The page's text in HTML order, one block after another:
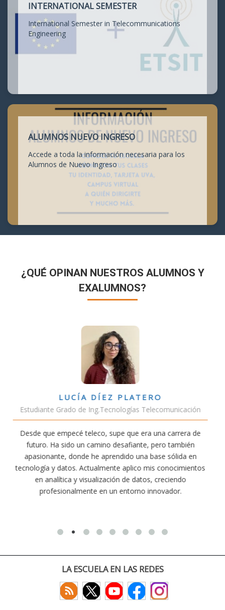
INTERNATIONAL SEMESTER
International Semester in Telecommunications
Engineering
ALUMNOS NUEVO INGRESO
Accede a toda la información necesaria para los
Alumnos de Nuevo Ingreso
¿QUÉ OPINAN NUESTROS ALUMNOS Y
EXALUMNOS?
una carrera de
pero también
base sólida en
mis conocimientos
creciendo
innovador.
VÍCTOR SÁNCHEZ
Estudiante Doble Grado
Estudiar teleco me ha permitido
conectividad afecta nuestra vida diaria.
exige esfuerzo, he dedicado parte de mi
actividades como el salvamento y
convencido de que elegir teleco ha sido
decisiones que he tomado.
LA ESCUELA EN LAS REDES